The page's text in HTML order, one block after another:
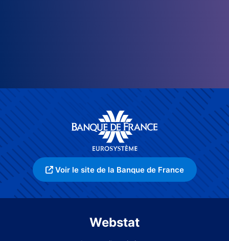
Voir le site de la Banque de France
Webstat